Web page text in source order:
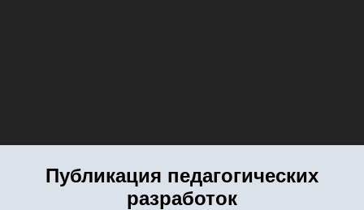
Публикация педагогических
разработок